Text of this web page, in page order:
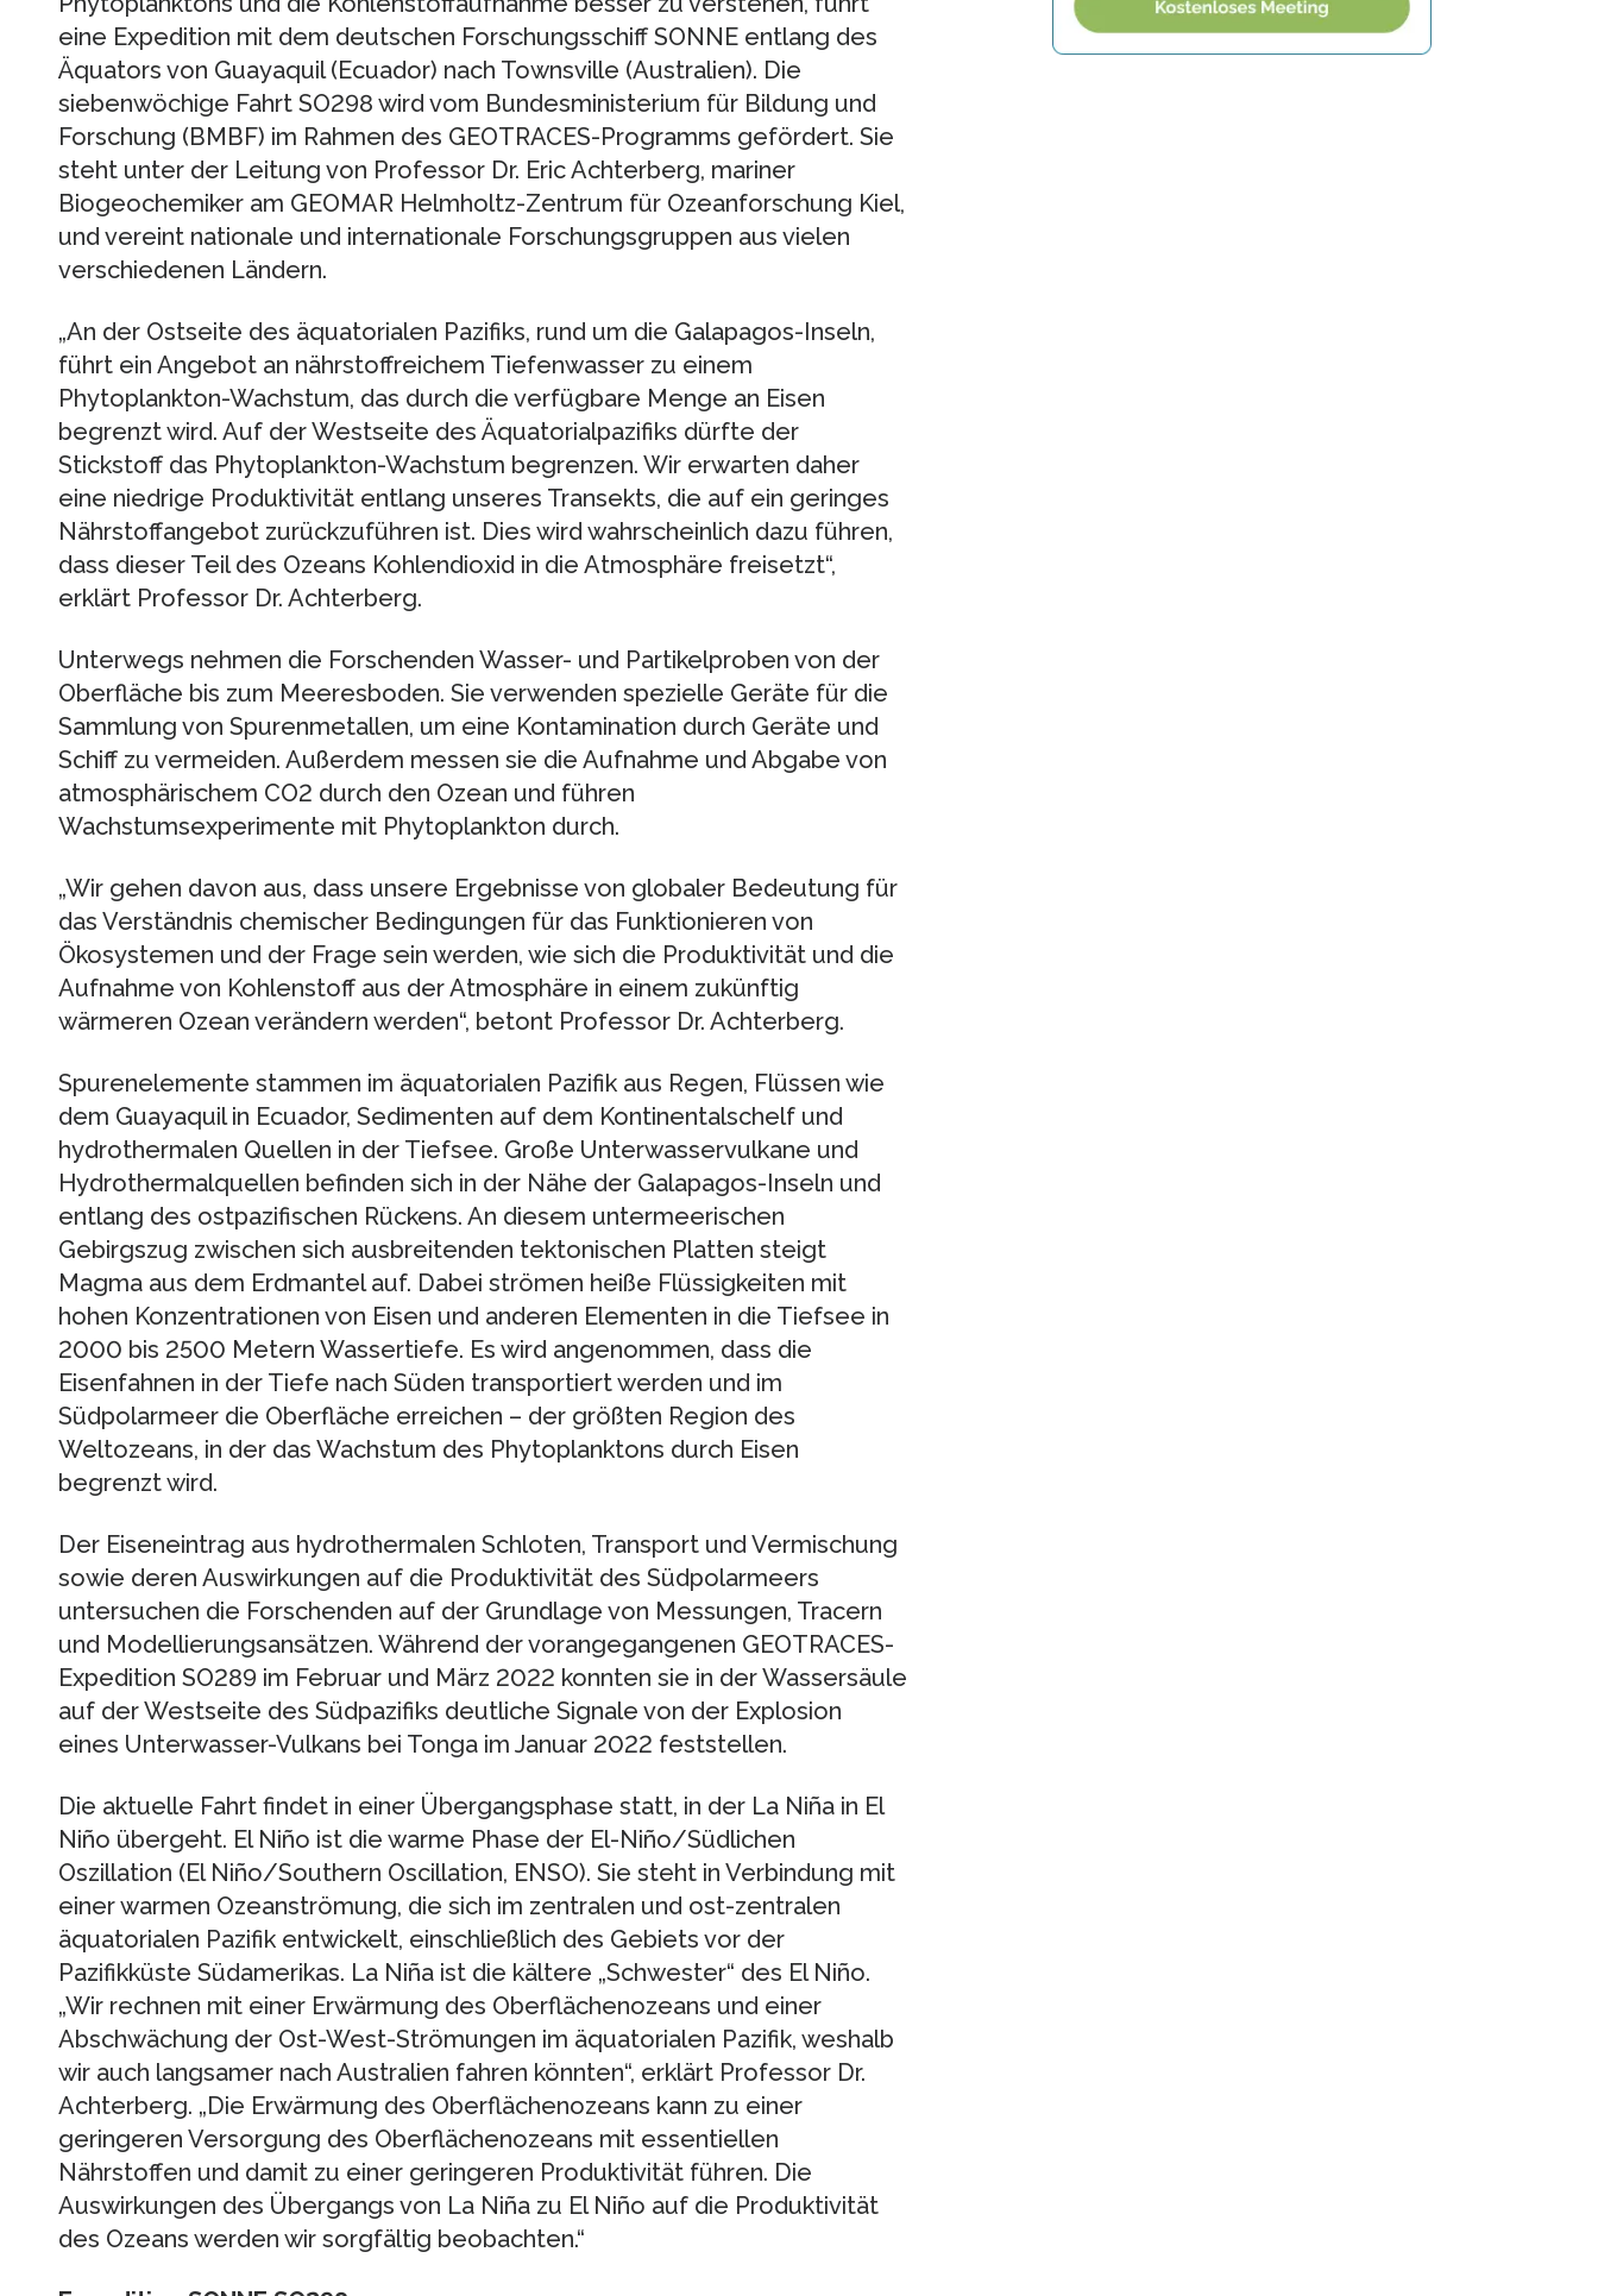
eine Expedition mit dem deutschen Forschungsschiff SONNE entlang des
Äquators von Guayaquil (Ecuador) nach Townsville (Australien). Die
siebenwöchige Fahrt SO298 wird vom Bundesministerium für Bildung und
Forschung (BMBF) im Rahmen des GEOTRACES-Programms gefördert. Sie
steht unter der Leitung von Professor Dr. Eric Achterberg, mariner
Biogeochemiker am GEOMAR Helmholtz-Zentrum für Ozeanforschung Kiel,
und vereint nationale und internationale Forschungsgruppen aus vielen
verschiedenen Ländern.
„An der Ostseite des äquatorialen Pazifiks, rund um die Galapagos-Inseln,
führt ein Angebot an nährstoffreichem Tiefenwasser zu einem
Phytoplankton-Wachstum, das durch die verfügbare Menge an Eisen
begrenzt wird. Auf der Westseite des Äquatorialpazifiks dürfte der
Stickstoff das Phytoplankton-Wachstum begrenzen. Wir erwarten daher
eine niedrige Produktivität entlang unseres Transekts, die auf ein geringes
Nährstoffangebot zurückzuführen ist. Dies wird wahrscheinlich dazu führen,
dass dieser Teil des Ozeans Kohlendioxid in die Atmosphäre freisetzt“,
erklärt Professor Dr. Achterberg.
Unterwegs nehmen die Forschenden Wasser- und Partikelproben von der
Oberfläche bis zum Meeresboden. Sie verwenden spezielle Geräte für die
Sammlung von Spurenmetallen, um eine Kontamination durch Geräte und
Schiff zu vermeiden. Außerdem messen sie die Aufnahme und Abgabe von
atmosphärischem CO2 durch den Ozean und führen
Wachstumsexperimente mit Phytoplankton durch.
„Wir gehen davon aus, dass unsere Ergebnisse von globaler Bedeutung für
das Verständnis chemischer Bedingungen für das Funktionieren von
Ökosystemen und der Frage sein werden, wie sich die Produktivität und die
Aufnahme von Kohlenstoff aus der Atmosphäre in einem zukünftig
wärmeren Ozean verändern werden“, betont Professor Dr. Achterberg.
Spurenelemente stammen im äquatorialen Pazifik aus Regen, Flüssen wie
dem Guayaquil in Ecuador, Sedimenten auf dem Kontinentalschelf und
hydrothermalen Quellen in der Tiefsee. Große Unterwasservulkane und
Hydrothermalquellen befinden sich in der Nähe der Galapagos-Inseln und
entlang des ostpazifischen Rückens. An diesem untermeerischen
Gebirgszug zwischen sich ausbreitenden tektonischen Platten steigt
Magma aus dem Erdmantel auf. Dabei strömen heiße Flüssigkeiten mit
hohen Konzentrationen von Eisen und anderen Elementen in die Tiefsee in
2000 bis 2500 Metern Wassertiefe. Es wird angenommen, dass die
Eisenfahnen in der Tiefe nach Süden transportiert werden und im
Südpolarmeer die Oberfläche erreichen – der größten Region des
Weltozeans, in der das Wachstum des Phytoplanktons durch Eisen
begrenzt wird.
Der Eiseneintrag aus hydrothermalen Schloten, Transport und Vermischung
sowie deren Auswirkungen auf die Produktivität des Südpolarmeers
untersuchen die Forschenden auf der Grundlage von Messungen, Tracern
und Modellierungsansätzen. Während der vorangegangenen GEOTRACES-
Expedition SO289 im Februar und März 2022 konnten sie in der Wassersäule
auf der Westseite des Südpazifiks deutliche Signale von der Explosion
eines Unterwasser-Vulkans bei Tonga im Januar 2022 feststellen.
Die aktuelle Fahrt findet in einer Übergangsphase statt, in der La Niña in El
Niño übergeht. El Niño ist die warme Phase der El-Niño/Südlichen
Oszillation (El Niño/Southern Oscillation, ENSO). Sie steht in Verbindung mit
einer warmen Ozeanströmung, die sich im zentralen und ost-zentralen
äquatorialen Pazifik entwickelt, einschließlich des Gebiets vor der
Pazifikküste Südamerikas. La Niña ist die kältere „Schwester“ des El Niño.
„Wir rechnen mit einer Erwärmung des Oberflächenozeans und einer
Abschwächung der Ost-West-Strömungen im äquatorialen Pazifik, weshalb
wir auch langsamer nach Australien fahren könnten“, erklärt Professor Dr.
Achterberg. „Die Erwärmung des Oberflächenozeans kann zu einer
geringeren Versorgung des Oberflächenozeans mit essentiellen
Nährstoffen und damit zu einer geringeren Produktivität führen. Die
Auswirkungen des Übergangs von La Niña zu El Niño auf die Produktivität
des Ozeans werden wir sorgfältig beobachten.“